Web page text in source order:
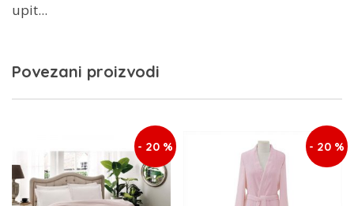
upit...
Povezani proizvodi
- 20 % - 20 %